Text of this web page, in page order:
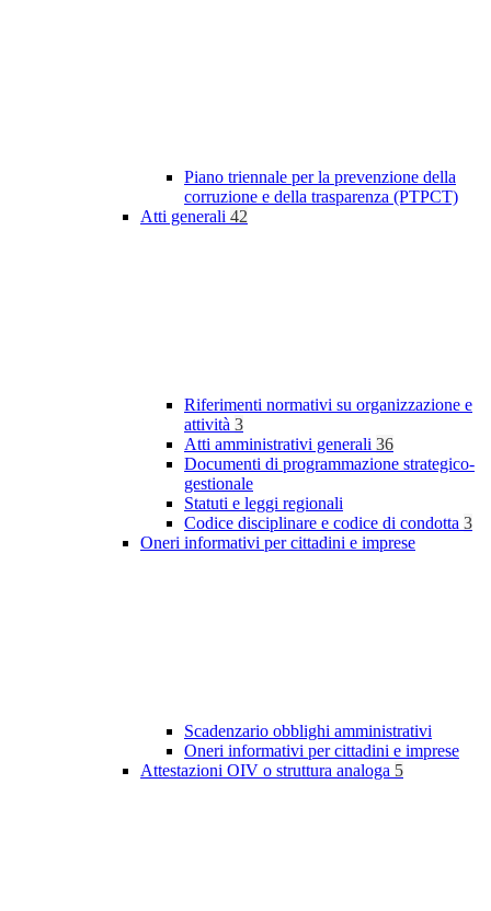
Piano triennale per la prevenzione della
corruzione e della trasparenza (PTPCT)
Atti generali 42
Riferimenti normativi su organizzazione e
attività 3
Atti amministrativi generali 36
Documenti di programmazione strategico-
gestionale
Statuti e leggi regionali
Codice disciplinare e codice di condotta 3
Oneri informativi per cittadini e imprese
Scadenzario obblighi amministrativi
Oneri informativi per cittadini e imprese
Attestazioni OIV o struttura analoga 5